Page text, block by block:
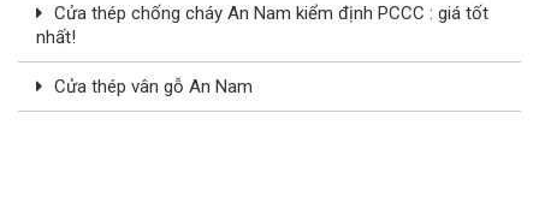
Cửa thép chống cháy An Nam kiểm định PCCC : giá tốt
nhất!
Cửa thép vân gỗ An Nam